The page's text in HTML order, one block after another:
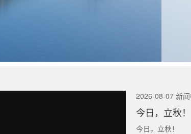
2026-08-07 新
今日，立秋！
今日，立秋！